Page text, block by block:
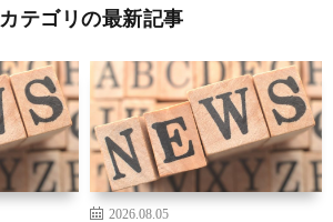
カテゴリの最新記事
2026.08.05